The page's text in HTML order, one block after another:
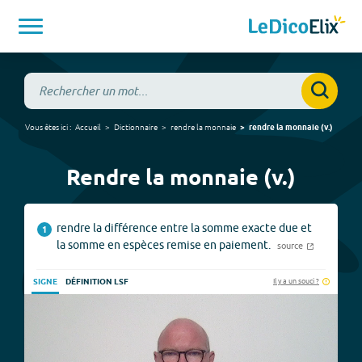
Vous êtes ici : Accueil Dictionnaire rendre la monnaie rendre la monnaie(v.)
Rendre la monnaie (v.)
1
rendre la différence entre la somme exacte due et
la somme en espèces remise en paiement.
source
SIGNE DÉFINITION LSF Il y a un souci ?